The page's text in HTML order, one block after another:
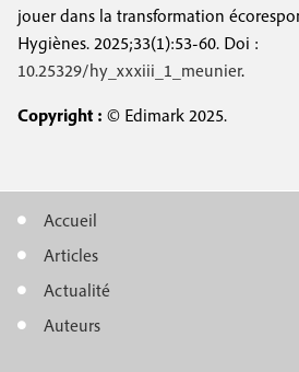
jouer dans la transformation
Hygiènes. 2025;33(1):53-60. Doi :
10.25329/hy_xxxiii_1_meunier.
Copyright : © Edimark 2025.
M
e
n
Accueil
Articles
Actualité
Auteurs